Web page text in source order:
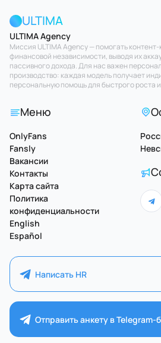
ULTIMA
ULTIMA Agency
Миссия ULTIMA Agency — помогать
финансовой независимости, выводя их
пассивного дохода. Для нас важен
производство: каждая модель получает
персональную помощь для быстрого роста
Меню
OnlyFans
Fansly
Вакансии
Контакты
Карта сайта
Политика
конфиденциальности
English
Español
Написать HR
Отправить анкету в Telegram-